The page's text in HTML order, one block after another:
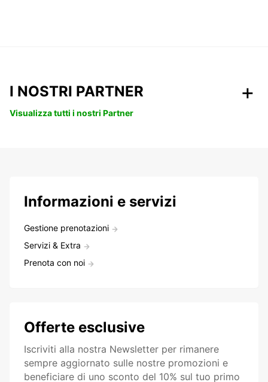
I NOSTRI PARTNER
Visualizza tutti i nostri Partner
Informazioni e servizi
Gestione prenotazioni
Servizi & Extra
Prenota con noi
Offerte esclusive
Iscriviti alla nostra Newsletter per rimanere
sempre aggiornato sulle nostre promozioni e
beneficiare di uno sconto del 10% sul tuo primo